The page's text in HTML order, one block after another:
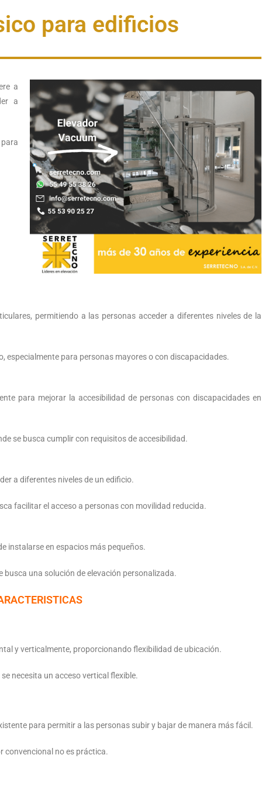
para edificios
a
a
permitiendo a las personas acceder a diferentes niveles de la
especialmente para personas mayores o con discapacidades.
para mejorar la accesibilidad de personas con discapacidades en
se busca cumplir con requisitos de accesibilidad.
a diferentes niveles de un edificio.
facilitar el acceso a personas con movilidad reducida.
instalarse en espacios más pequeños.
busca una solución de elevación personalizada.
y verticalmente, proporcionando flexibilidad de ubicación.
necesita un acceso vertical flexible.
para permitir a las personas subir y bajar de manera más fácil.
convencional no es práctica.